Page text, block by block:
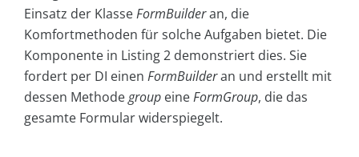
Einsatz der KlasseFormBuilderan, die
Komfortmethoden für solche Aufgaben bietet. Die
Komponente in Listing 2 demonstriert dies. Sie
fordert per DI einen FormBuilderan und erstellt mit
dessen Methodegroup eineFormGroup, die das
gesamte Formular widerspiegelt.